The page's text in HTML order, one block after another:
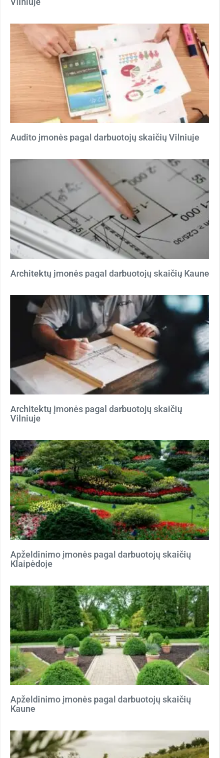
Audito įmonės pagal darbuotojų skaičių Vilniuje
Architektų įmonės pagal darbuotojų skaičių Kaune
Architektų įmonės pagal darbuotojų skaičių
Vilniuje
Apželdinimo įmonės pagal darbuotojų skaičių
Klaipėdoje
Apželdinimo įmonės pagal darbuotojų skaičių
Kaune